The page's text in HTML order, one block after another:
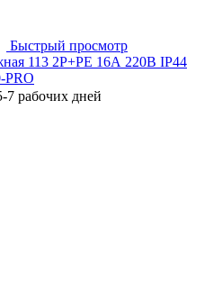
Быстрый просмотр
113 2Р+РЕ 16А 220В IP44
PRO
7 рабочих дней